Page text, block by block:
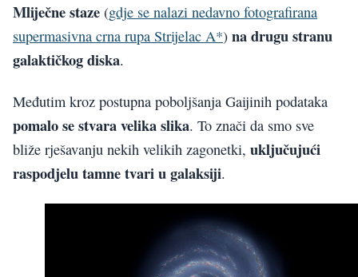
Mliječne staze (gdje se nalazi nedavno fotografirana
supermasivna crna rupa Strijelac A*) na drugu stranu
galaktičkog diska.
Međutim kroz postupna poboljšanja Gaijinih podataka
pomalo se stvara velika slika. To znači da smo sve
bliže rješavanju nekih velikih zagonetki, uključujući
raspodjelu tamne tvari u galaksiji.